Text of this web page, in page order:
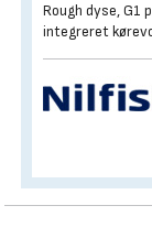
Rough dyse, G1
integreret